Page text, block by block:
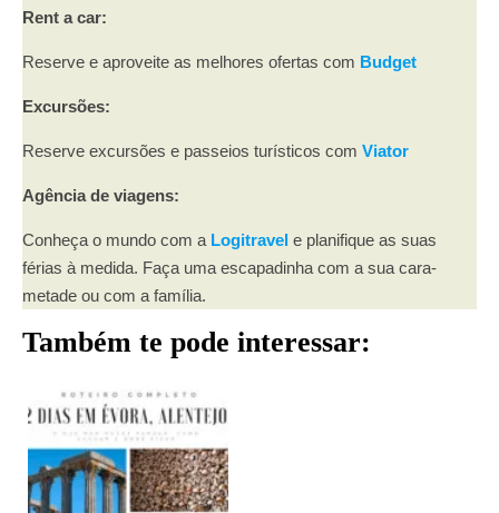
Rent a car:
Reserve e aproveite as melhores ofertas com Budget
Excursões:
Reserve excursões e passeios turísticos com Viator
Agência de viagens:
Conheça o mundo com a Logitravel e planifique as suas
férias à medida. Faça uma escapadinha com a sua cara-
metade ou com a família.
Também te pode interessar: